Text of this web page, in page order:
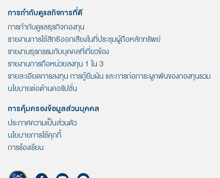
การกำกับดูแลกิจการที่ดี
การกำกับดูแลธุรกิจกองทุน
รายงานการใช้สิทธิออกเสียงในที่ประชุมผู้ถือหลักทรัพย์
รายงานธุรกรรมกับบุคคลที่เกี่ยวข้อง
รายงานการถือหน่วยลงทุน 1 ใน 3
รายละเอียดการลงทุน การกู้ยืมเงิน และการก่อภาระผูกพันของกองทุนรวม
นโยบายต่อต้านคอรัปชั่น
การคุ้มครองข้อมูลส่วนบุคคล
ประกาศความเป็นส่วนตัว
นโยบายการใช้คุกกี้
การร้องเรียน